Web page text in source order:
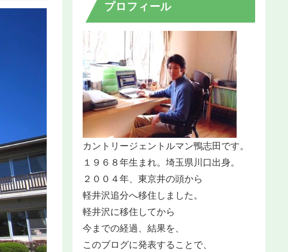
プロフィール
カントリージェントルマン鴨志田です。
１９６８年生まれ。埼玉県川口出身。
２００４年、東京井の頭から
軽井沢追分へ移住しました。
軽井沢に移住してから
今までの経過、結果を、
このブログに発表することで、